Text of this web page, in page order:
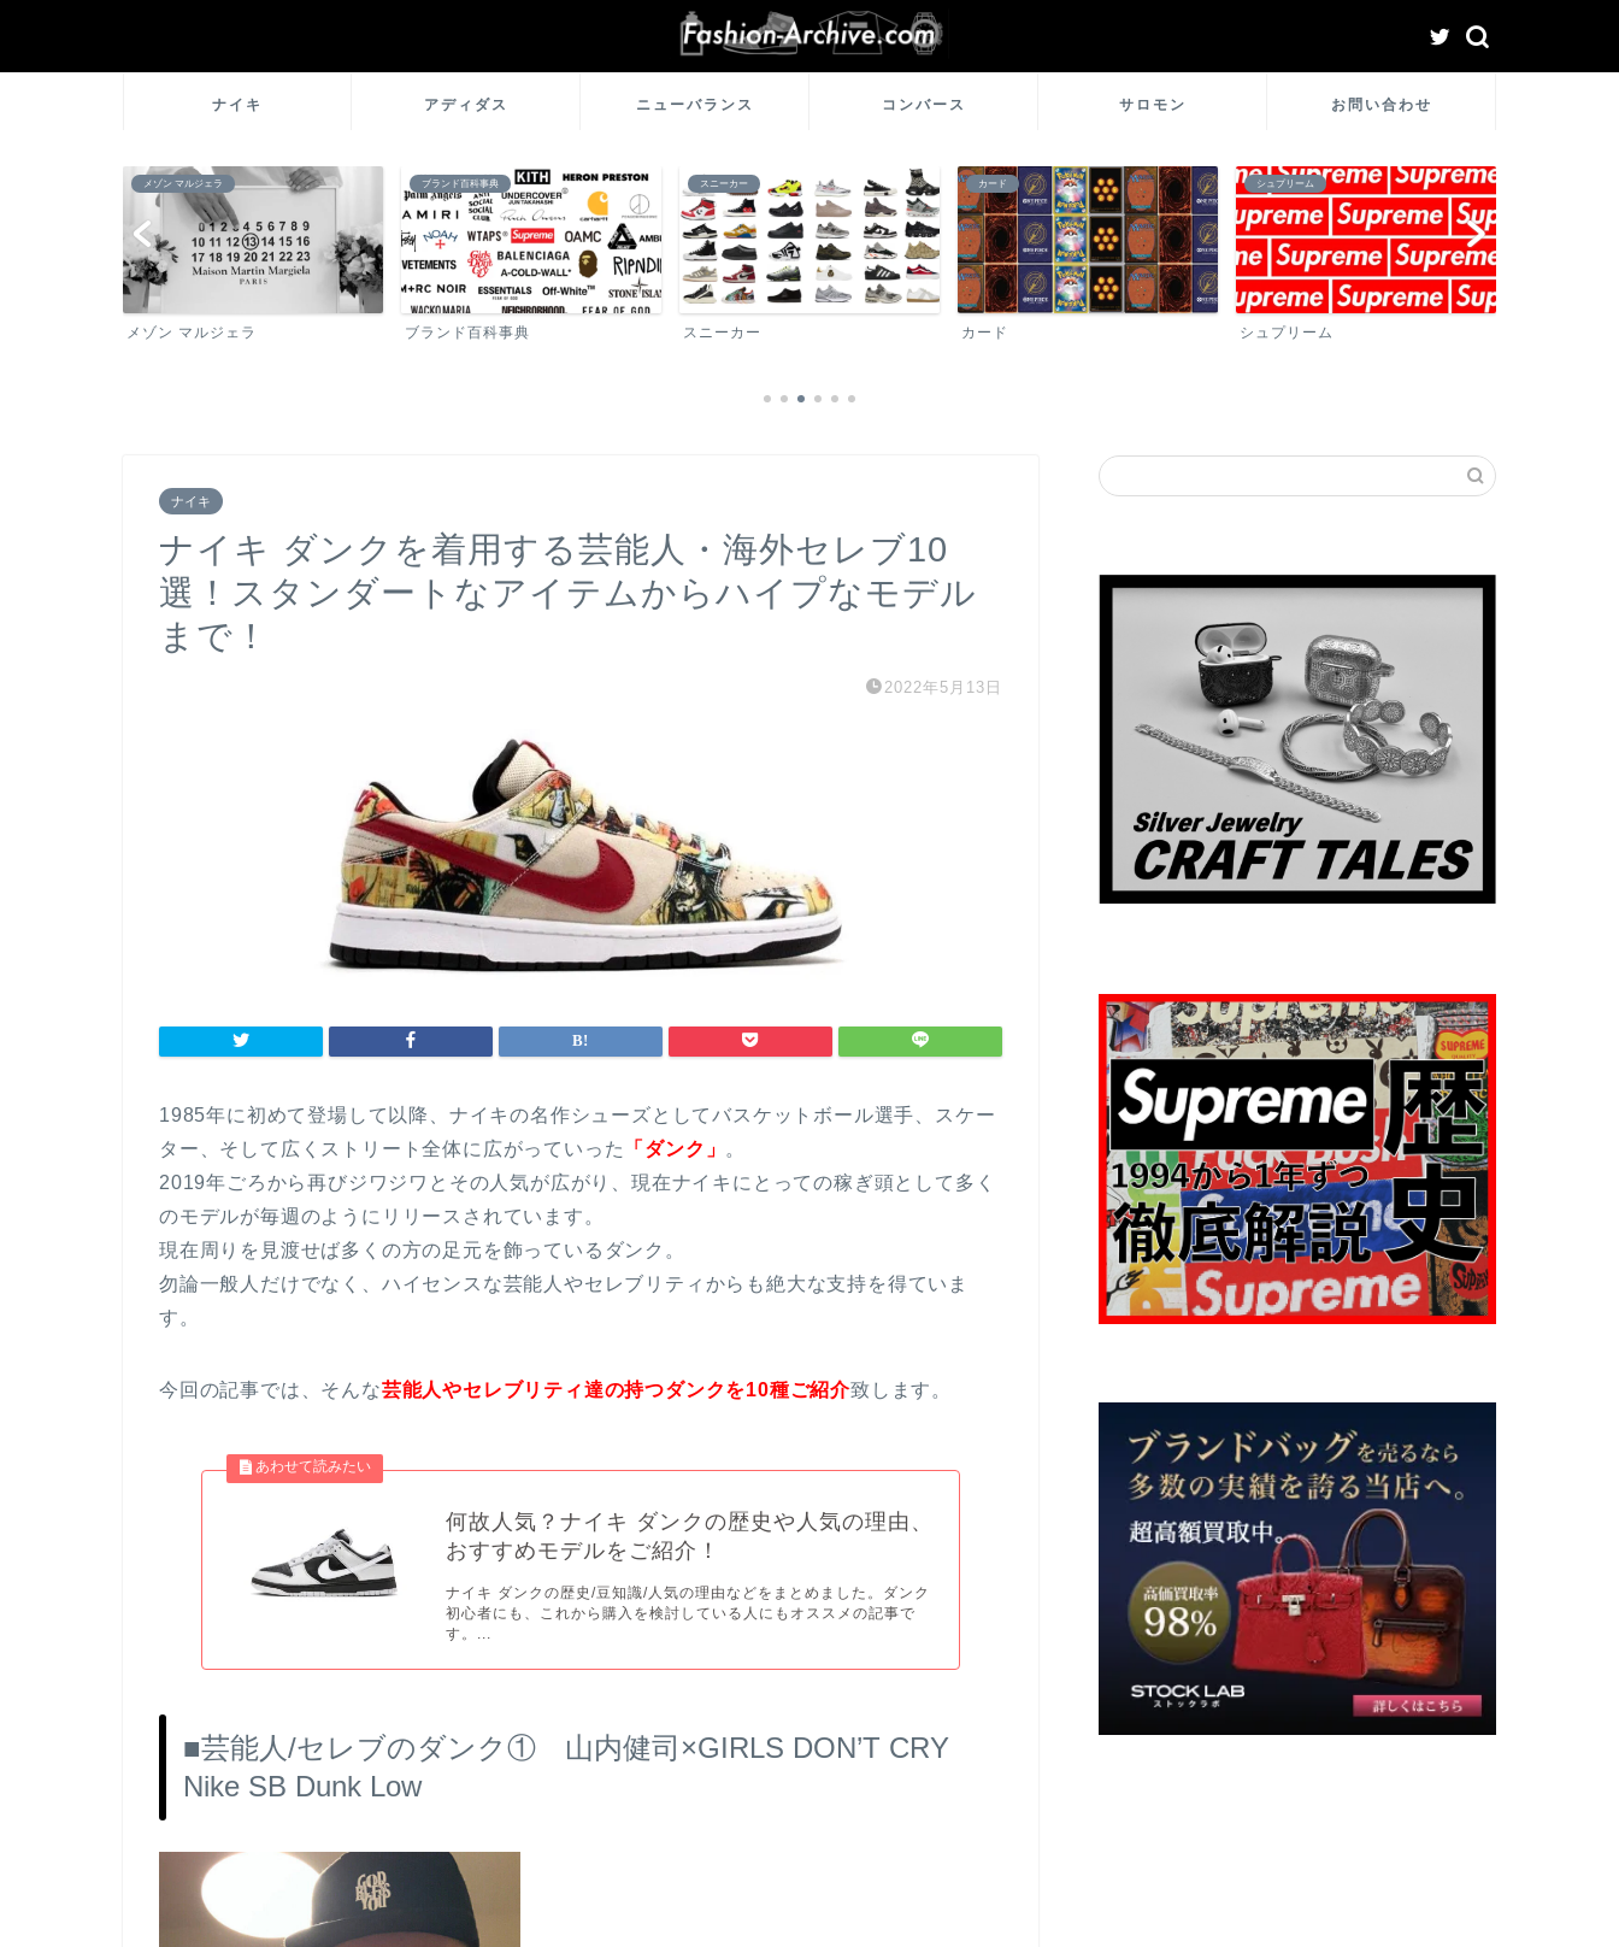
ナイキ アディダス ニューバランス コンバース サロモン お問い合わせ
メゾン マルジェラ
メゾン マルジェラ
ブランド百科事典
ブランド百科事典
スニーカー
スニーカー
カード
カード
シュプリーム
シュプリーム
ナイキ
ナイキ ダンクを着用する芸能人・海外セレブ10
選！スタンダートなアイテムからハイプなモデル
まで！
2022年5月13日
1985年に初めて登場して以降、ナイキの名作シューズとしてバスケットボール選手、スケー
ター、そして広くストリート全体に広がっていった
「ダンク」 。
2019年ごろから再びジワジワとその人気が広がり、現在ナイキにとっての稼ぎ頭として多く
のモデルが毎週のようにリリースされています。
現在周りを見渡せば多くの方の足元を飾っているダンク。
勿論一般人だけでなく、ハイセンスな芸能人やセレブリティからも絶大な支持を得ていま
す。
今回の記事では、そんな芸能人やセレブリティ達の持つダンクを10種ご紹介致します。
何故人気？ナイキ ダンクの歴史や人気の理由、
おすすめモデルをご紹介！
ナイキ ダンクの歴史/豆知識/人気の理由などをまとめました。ダンク
初心者にも、これから購入を検討している人にもオススメの記事で
す。...
■芸能人/セレブのダンク① 山内健司×GIRLS DON’T CRY
Nike SB Dunk Low